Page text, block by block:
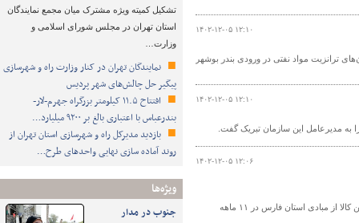
تشکیل کمیته ویژه مشترک میان مجمع نمایندگان
استان تهران در مجلس شورای اسلامی و
وزارت…
نمایندگان تهران در کنار وزارت راه و شهرسازی
پیگیر حل چالش‌های شهر پردیس
افتتاح ۱۱.۵ کیلومتر بزرگراه جهرم-لار-
بندرعباس با اعتباری بالغ بر ۹۲۰۰ میلیارد…
بازدید مدیرکل راه و شهرسازی استان تهران از
روند آماده سازی نهایی واحدهای طرح…
ویژه‌ها
جنوب در مدار
۱۴۰۲-۱۲-۰۵ ۱۲:۱۰
ترانزیت مواد نفتی در ورودی بندر بوشهر
۱۴۰۲-۱۲-۰۵ ۱۲:۱۰
۱۴۰۲-۱۲-۰۵ ۱۲:۰۶
سرپرست اداره کل راهداری و حمل و نقل جاده‌ای فارس از جابه‌جایی بیش از ۳۲ میلیون تن کالا از مبادی استان فارس در ۱۱ ماهه